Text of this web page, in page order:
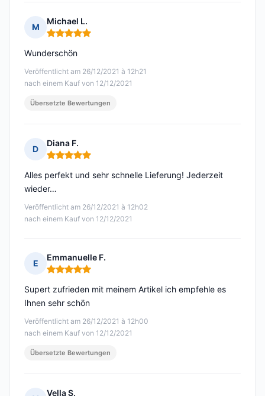
M
Michael L.
Hinweis: 5 von 5
Veröffentlicht am 26/12/2021 à 12h21
nach einem Kauf von 12/12/2021
Wunderschön
Übersetzte Bewertungen
D
Diana F.
Hinweis: 5 von 5
Veröffentlicht am 26/12/2021 à 12h02
nach einem Kauf von 12/12/2021
Alles perfekt und sehr schnelle Lieferung! Jederzeit
wieder…
E
Emmanuelle F.
Hinweis: 5 von 5
Veröffentlicht am 26/12/2021 à 12h00
nach einem Kauf von 12/12/2021
Supert zufrieden mit meinem Artikel ich empfehle es
Ihnen sehr schön
Übersetzte Bewertungen
Vella S.